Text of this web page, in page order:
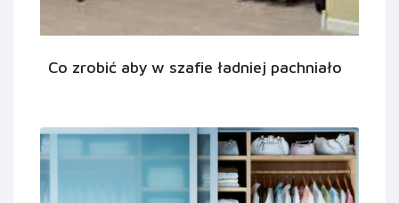
Co zrobić aby w szafie ładniej pachniało